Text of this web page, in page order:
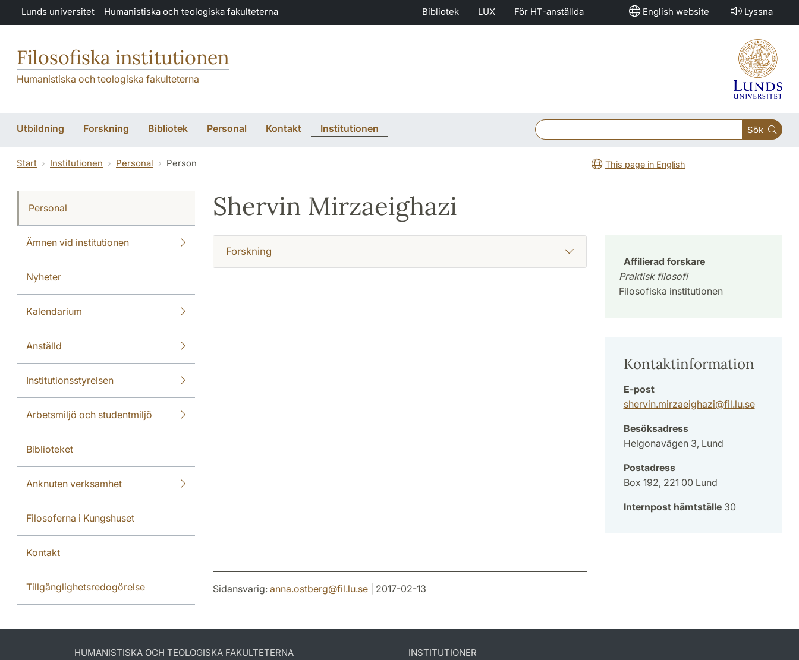
Hoppa till huvudinnehåll
Lunds universitet Humanistiska och teologiska fakulteterna Bibliotek LUX För HT-anställda English website Lyssna
Filosofiska institutionen
Humanistiska och teologiska fakulteterna
Utbildning Forskning Bibliotek Personal Kontakt Institutionen Sök
Start Institutionen Personal Person This page in English
Personal
Ämnen vid institutionen
Nyheter
Kalendarium
Anställd
Institutionsstyrelsen
Arbetsmiljö och studentmiljö
Biblioteket
Anknuten verksamhet
Filosoferna i Kungshuset
Kontakt
Tillgänglighetsredogörelse
Shervin Mirzaeighazi
Forskning
Affilierad forskare
Praktisk filosofi
Filosofiska institutionen
Kontaktinformation
E-post
shervin.mirzaeighazi@fil.lu.se
Besöksadress
Helgonavägen 3, Lund
Postadress
Box 192, 221 00 Lund
Internpost hämtställe30
Sidansvarig: anna.ostberg@fil.lu.se| 2017-02-13
HUMANISTISKA OCH TEOLOGISKA FAKULTETERNA
INSTITUTIONER